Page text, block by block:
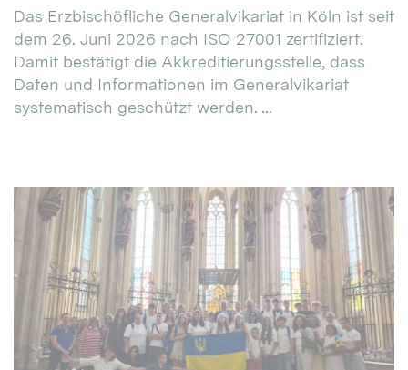
Das Erzbischöfliche Generalvikariat in Köln ist seit
dem 26. Juni 2026 nach ISO 27001 zertifiziert.
Damit bestätigt die Akkreditierungsstelle, dass
Daten und Informationen im Generalvikariat
systematisch geschützt werden. ...